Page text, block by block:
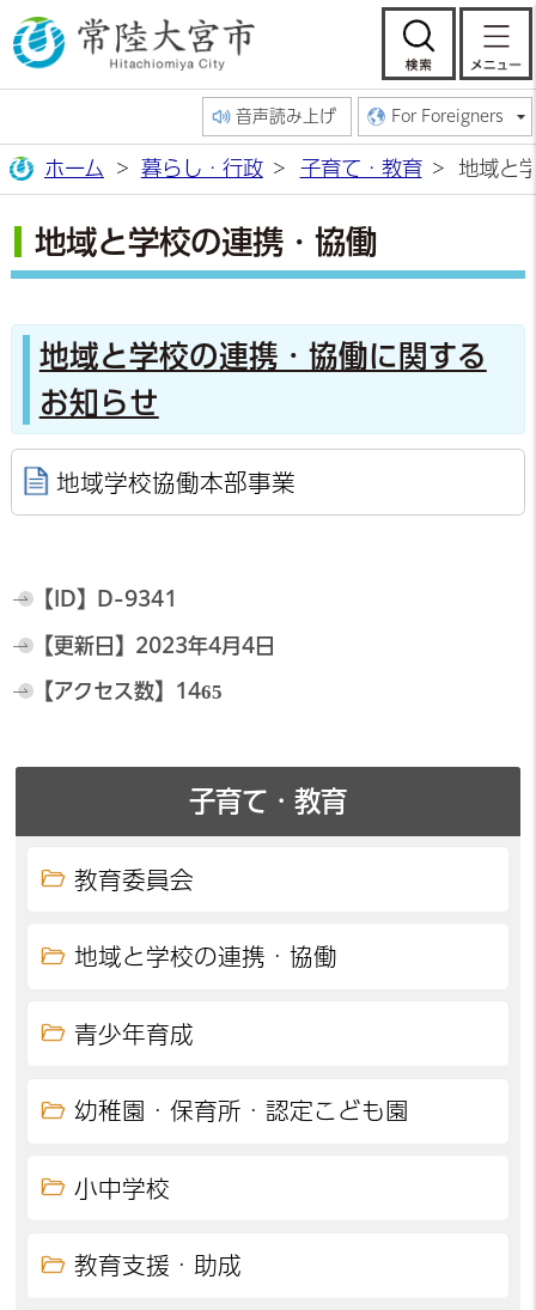
常陸大宮市公
検
音声読み上げ For Foreigners
ホーム 暮らし・行政 子育て・教育 地域と
地域と学校の連携・協働
地域と学校の連携・協働に関する
お知らせ
地域学校協働本部事業
【ID】 D-9341
【更新日】 2023年4月4日
【アクセス数】 1465
子育て・教育
教育委員会
地域と学校の連携・協働
青少年育成
幼稚園・保育所・認定こども園
小中学校
教育支援・助成